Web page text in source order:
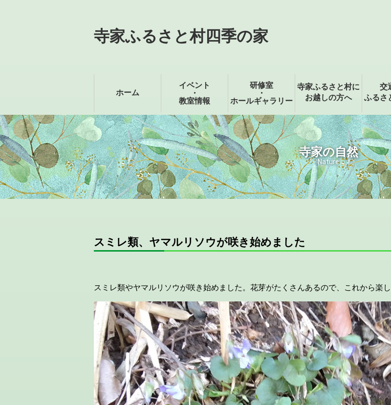
寺家ふるさと村四季の家
ホーム
イベント
・
教室情報
研修室
・
ホールギャラリー
寺家ふるさと村に
お越しの方へ
交
ふるさ
寺家の自然
Nature
スミレ類、ヤマルリソウが咲き始めました
スミレ類やヤマルリソウが咲き始めました。花芽がたくさんあるので、これから楽し